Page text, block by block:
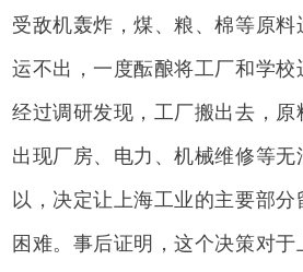
受敌机轰炸，煤、粮、棉等原
运不出，一度酝酿将工厂和学
经过调研发现，工厂搬出去，原
出现厂房、电力、机械维修等
以，决定让上海工业的主要部
困难。事后证明，这个决策对于